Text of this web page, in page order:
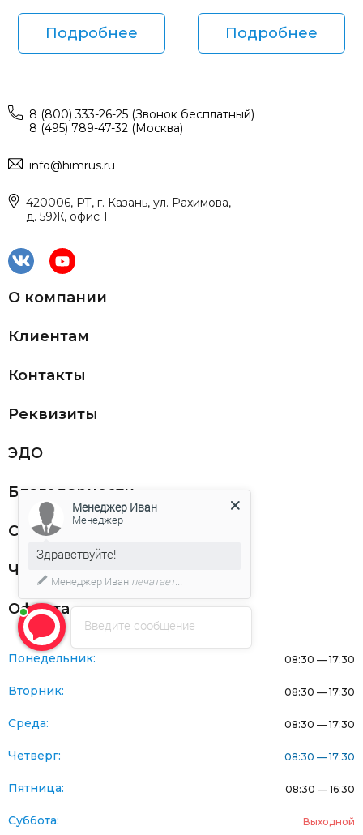
Подробнее Подробнее
8 (800) 333-26-25 (Звонок бесплатный)
8 (495) 789-47-32 (Москва)
info@himrus.ru
420006, РТ, г. Казань, ул. Рахимова,
д. 59Ж, офис 1
О компании
Клиентам
Контакты
Реквизиты
ЭДО
Благодарности
Статьи
Частникам
Оферта
Понедельник: 08:30 — 17:30
Вторник: 08:30 — 17:30
Среда: 08:30 — 17:30
Четверг: 08:30 — 17:30
Пятница: 08:30 — 16:30
Суббота: Выходной
Введите сообщение
Менеджер Иван
Менеджер
Здравствуйте!
Менеджер Иван печатает...